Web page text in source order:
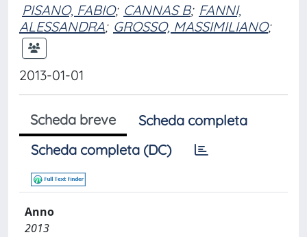
PISANO, FABIO; CANNAS B; FANNI,
ALESSANDRA; GROSSO, MASSIMILIANO;
2013-01-01
Scheda breve
Scheda completa
Scheda completa (DC)
Anno
2013